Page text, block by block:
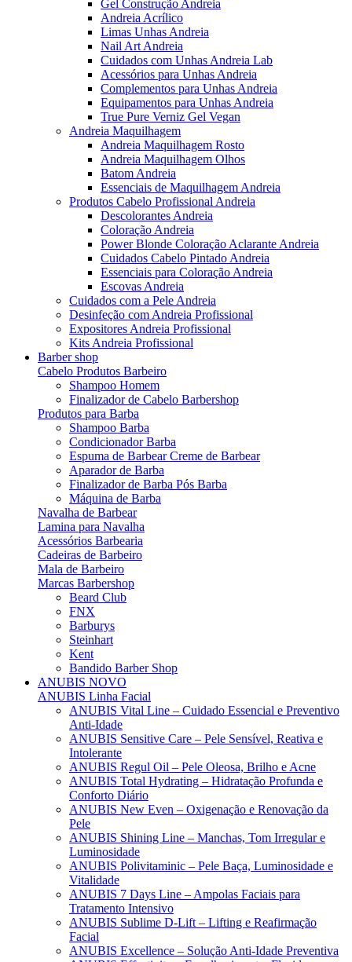
Gel Construção Andreia
Andreia Acrílico
Limas Unhas Andreia
Nail Art Andreia
Cuidados com Unhas Andreia Lab
Acessórios para Unhas Andreia
Complementos para Unhas Andreia
Equipamentos para Unhas Andreia
True Pure Verniz Gel Vegan
Andreia Maquilhagem
Andreia Maquilhagem Rosto
Andreia Maquilhagem Olhos
Batom Andreia
Essenciais de Maquilhagem Andreia
Produtos Cabelo Profissional Andreia
Descolorantes Andreia
Coloração Andreia
Power Blonde Coloração Aclarante Andreia
Cuidados Cabelo Pintado Andreia
Essenciais para Coloração Andreia
Escovas Andreia
Cuidados com a Pele Andreia
Desinfeção com Andreia Profissional
Expositores Andreia Profissional
Kits Andreia Profissional
Barber shop
Cabelo Produtos Barbeiro
Shampoo Homem
Finalizador de Cabelo Barbershop
Produtos para Barba
Shampoo Barba
Condicionador Barba
Espuma de Barbear Creme de Barbear
Aparador de Barba
Finalizador de Barba Pós Barba
Máquina de Barba
Navalha de Barbear
Lamina para Navalha
Acessórios Barbearia
Cadeiras de Barbeiro
Mala de Barbeiro
Marcas Barbershop
Beard Club
FNX
Barburys
Steinhart
Kent
Bandido Barber Shop
ANUBIS NOVO
ANUBIS Linha Facial
ANUBIS Vital Line – Cuidado Essencial e Preventivo
Anti-Idade
ANUBIS Sensitive Care – Pele Sensível, Reativa e
Intolerante
ANUBIS Regul Oil – Pele Oleosa, Brilho e Acne
ANUBIS Total Hydrating – Hidratação Profunda e
Conforto Diário
ANUBIS New Even – Oxigenação e Renovação da
Pele
ANUBIS Shining Line – Manchas, Tom Irregular e
Luminosidade
ANUBIS Polivitaminic – Pele Baça, Luminosidade e
Vitalidade
ANUBIS 7 Days Line – Ampolas Faciais para
Tratamento Intensivo
ANUBIS Sublime D-Lift – Lifting e Reafirmação
Facial
ANUBIS Excellence – Solução Anti-Idade Preventiva